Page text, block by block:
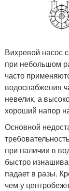
Вихревой насос
при небольшом
часто
водоснабжения
невелик, а
хороший напор
Основной
при наличии в
быстро
падает в разы.
чем у